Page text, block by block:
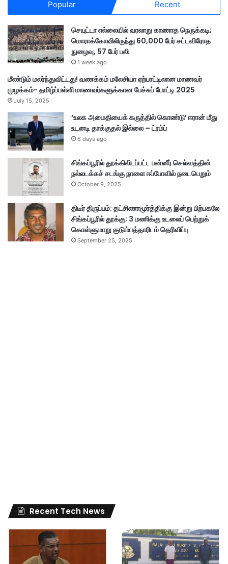
ப்
பு
Popular Recent
செயுட்டா எல்லையில் வரலாறு காணாத நெருக்கடி;
மொராக்கோவிலிருந்து 60,000 பேர் சட்டவிரோத
நுழைவு, 57 பேர் பலி
1 week ago
மீண்டும் மலர்ந்துவிட்டது! வணக்கம் மலேசியா ஏற்பாட்டிலான மாணவர்
முழக்கம்- தமிழ்ப்பள்ளி மாணவர்களுக்கான பேச்சுப் போட்டி 2025
July 15, 2025
‘உலக அமைதியைக் கருத்தில் கொண்டு’ ஈரான் மீது
உடனடி தாக்குதல் இல்லை – ட்ரம்ப்
6 days ago
சிங்கப்பூரில் தூக்கிலிடப்பட்ட பன்னீர் செல்வத்தின்
நல்லடக்கச் சடங்கு நாளை ஈப்போவில் நடைபெறும்
October 9, 2025
திடீர் திருப்பம்: தட்சிணாமூர்த்திக்கு இன்று பிற்பகலே
சிங்கப்பூரில் தூக்கு; 3 மணிக்கு உடலைப் பெற்றுக்
கொள்ளுமாறு குடும்பத்தாரிடம் தெரிவிப்பு
September 25, 2025
Recent Tech News